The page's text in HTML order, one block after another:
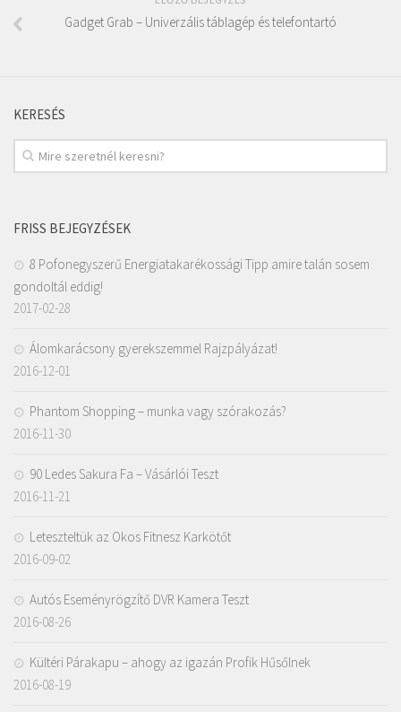
Gadget Grab – Univerzális táblagép és telefontartó
KERESÉS
FRISS BEJEGYZÉSEK
8 Pofonegyszerű Energiatakarékossági Tipp amire talán sosem
gondoltál eddig!
2017-02-28
Álomkarácsony gyerekszemmel Rajzpályázat!
2016-12-01
Phantom Shopping – munka vagy szórakozás?
2016-11-30
90 Ledes Sakura Fa – Vásárlói Teszt
2016-11-21
Leteszteltük az Okos Fitnesz Karkötőt
2016-09-02
Autós Eseményrögzítő DVR Kamera Teszt
2016-08-26
Kültéri Párakapu – ahogy az igazán Profik Hűsőlnek
2016-08-19